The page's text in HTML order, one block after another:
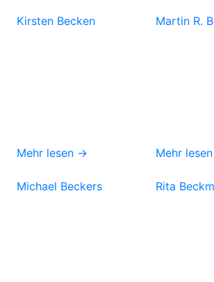
Kirsten Becken
Mehr lesen →
Martin R.
Mehr
Michael Beckers Rita